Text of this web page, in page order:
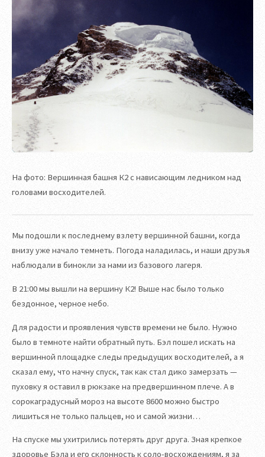
На фото: Вершинная башня К2 с нависающим ледником над
головами восходителей.
Мы подошли к последнему взлету вершинной башни, когда
внизу уже начало темнеть. Погода наладилась, и наши друзья
наблюдали в бинокли за нами из базового лагеря.
В 21:00 мы вышли на вершину К2! Выше нас было только
бездонное, черное небо.
Для радости и проявления чувств времени не было. Нужно
было в темноте найти обратный путь. Бэл пошел искать на
вершинной площадке следы предыдущих восходителей, а я
сказал ему, что начну спуск, так как стал дико замерзать —
пуховку я оставил в рюкзаке на предвершинном плече. А в
сорокаградусный мороз на высоте 8600 можно быстро
лишиться не только пальцев, но и самой жизни…
На спуске мы ухитрились потерять друг друга. Зная крепкое
здоровье Бэла и его склонность к соло-восхождениям, я за